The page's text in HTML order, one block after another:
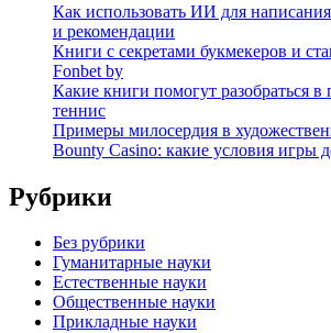
Как использовать ИИ для
и рекомендации
Книги с секретами букмекеров и
Fonbet by
Какие книги помогут разобраться в
теннис
Примеры милосердия в
Bounty Casino: какие условия игры
Рубрики
Без рубрики
Гуманитарные науки
Естественные науки
Общественные науки
Прикладные науки